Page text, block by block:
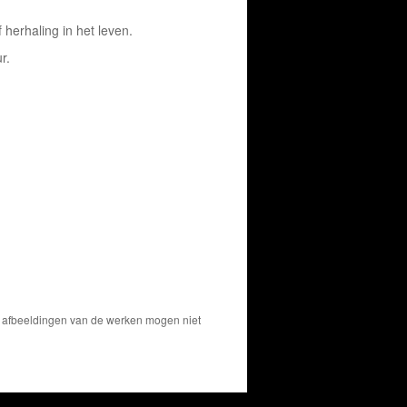
in het leven.
van de werken mogen niet